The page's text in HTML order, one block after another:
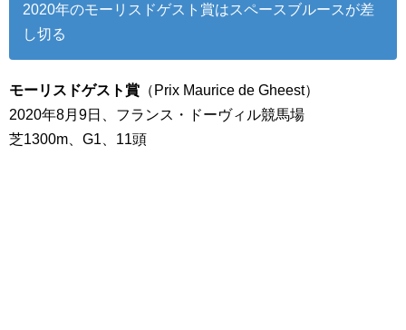
2020年のモーリスドゲスト賞はスペースブルースが差
し切る
モーリスドゲスト賞 （Prix Maurice de Gheest）
2020年8月9日、フランス・ドーヴィル競馬場
芝1300m、G1、11頭